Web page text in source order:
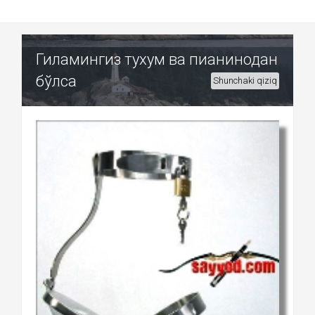
Гиламингиз тухум ва пианинодан
бўлса
Shunchaki qiziq